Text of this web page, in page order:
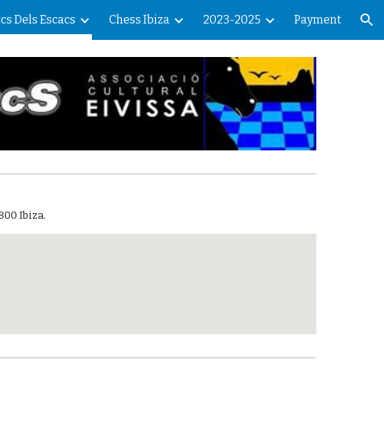
to navigation
Dels Escacs Chess Ibiza 2023-2025 Payment
Ibiza.